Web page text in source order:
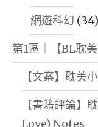
網遊科幻 (34)
第1區｜【BL耽
【文案】耽美
【書籍評論】
Love) Notes